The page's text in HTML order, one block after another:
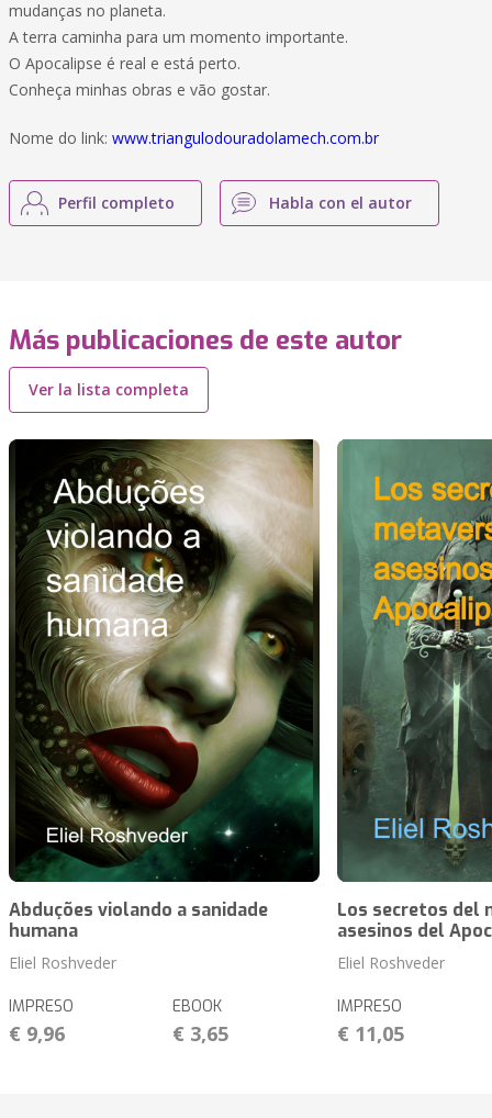
mudanças no planeta.
A terra caminha para um momento importante.
O Apocalipse é real e está perto.
Conheça minhas obras e vão gostar.
Nome do link: www.triangulodouradolamech.com.br
Perfil completo Habla con el autor
Más publicaciones de este autor
Ver la lista completa
Abduções violando a sanidade
humana
Eliel Roshveder
IMPRESO
€ 9,96
EBOOK
€ 3,65
Los secretos del
asesinos del
Eliel Roshveder
IMPRESO
€ 11,05